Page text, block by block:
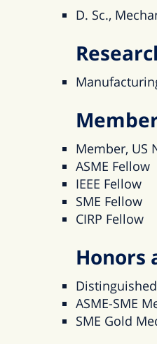
D. Sc.,
Member, US
ASME Fellow
IEEE Fellow
SME Fellow
CIRP Fellow
Honors
ASME-SME
SME Gold